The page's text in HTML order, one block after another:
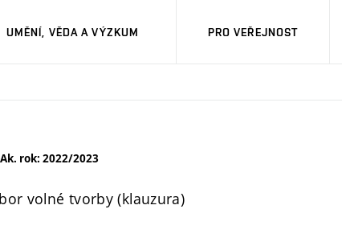
UMĚNÍ, VĚDA A VÝZKUM PRO VEŘEJNOST
Ak. rok: 2022/2023
volné tvorby (klauzura)